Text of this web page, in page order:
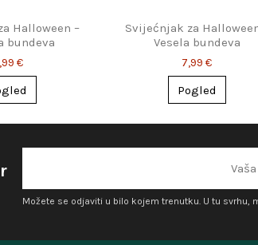
Halloween –
bundeva
€
Svijećnjak za
Vesela bundeva
7,99 €
Pogled
Možete se odjaviti u bilo kojem trenutku. U tu